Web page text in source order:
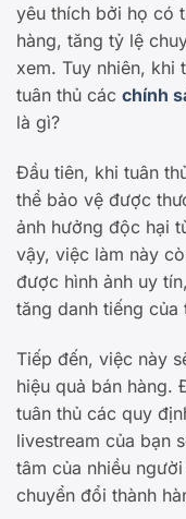
yêu thích bởi họ có
hàng, tăng tỷ lệ
xem. Tuy nhiên, khi
tuân thủ các chính
là gì?
Đầu tiên, khi tuân
thể bảo vệ được
ảnh hưởng độc hại
vậy, việc làm này
được hình ảnh uy
tăng danh tiếng của
Tiếp đến, việc này
hiệu quả bán hàng.
tuân thủ các quy
livestream của bạn
tâm của nhiều
chuyển đổi thành